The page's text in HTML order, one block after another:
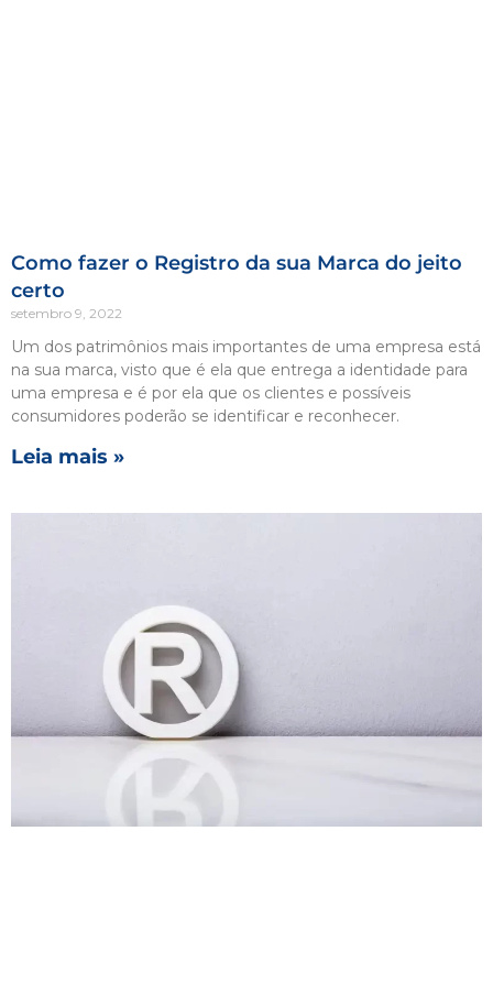
Como fazer o Registro da sua Marca do jeito
certo
setembro 9, 2022
Um dos patrimônios mais importantes de uma empresa está
na sua marca, visto que é ela que entrega a identidade para
uma empresa e é por ela que os clientes e possíveis
consumidores poderão se identificar e reconhecer.
Leia mais »